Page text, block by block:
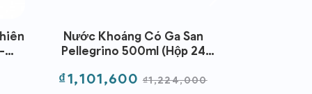
Nước Khoáng Có Ga San
Pellegrino 500ml (Hộp 24
Giá
₫1,101,600 Giá
₫1,224,000